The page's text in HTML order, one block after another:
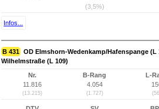
(3,5%)
Infos...
B 431 OD Elmshorn-Wedenkamp/Hafenspange (L
Wilhelmstraße (L 109)
Nr.
11.816
(13.215)
B-Rang
4.054
(1.727)
L-